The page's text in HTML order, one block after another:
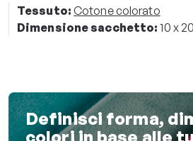
Tessuto: Cotone colorato
Dimensione sacchetto: 10 x 20
Definisci forma,
colori in base alle